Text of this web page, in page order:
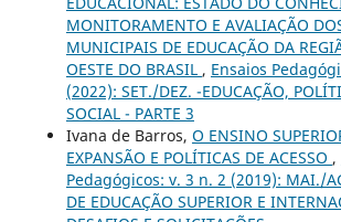
MONITORAMENTO E AVALIAÇÃO
MUNICIPAIS DE EDUCAÇÃO DA
OESTE DO BRASIL , Ensaios
(2022): SET./DEZ. -EDUCAÇÃO,
SOCIAL - PARTE 3
Ivana de Barros, O ENSINO
EXPANSÃO E POLÍTICAS DE ACESSO ,
Pedagógicos: v. 3 n. 2 (2019): MAI./
DE EDUCAÇÃO SUPERIOR E